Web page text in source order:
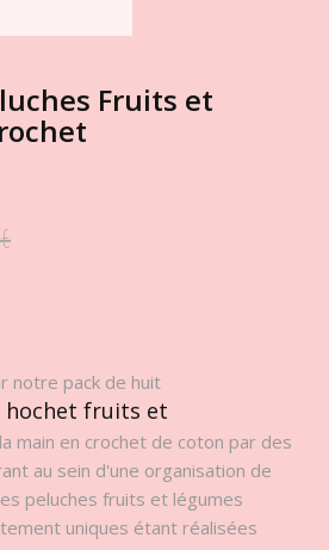
Fruits et
notre pack de huit
hochet fruits et
main en crochet de coton par des
au sein d'une organisation de
peluches fruits et légumes
uniques étant réalisées